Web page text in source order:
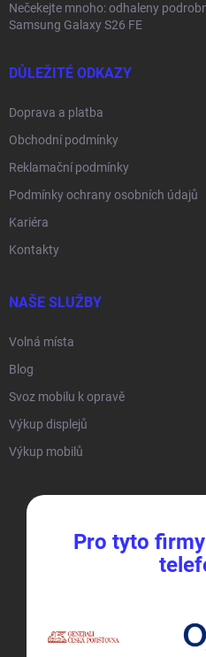
Nečekejte mnoho: odhaleny
Samsung Galaxy S26 FE
DŮLEŽITÉ ODKAZY
Doprava a platba
Obchodní podmínky
Reklamační podmínky
Podmínky ochrany osobních údajů
Kariéra
Kontakty
NAŠE SLUŽBY
Volná místa
Blog
Svoz mobilu k opravě
Výkup displejů
Výkup mobilů
Pro tyto